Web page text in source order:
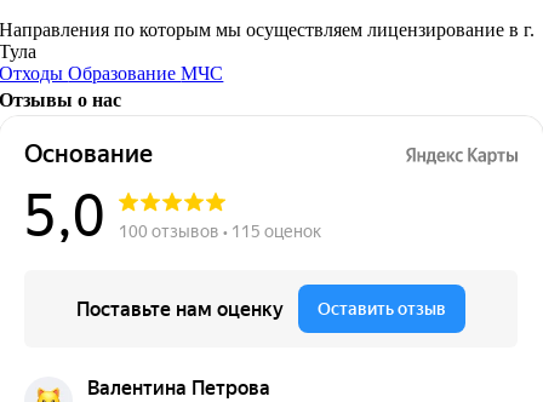
Направления по которым мы осуществляем лицензирование в г.
Тула
ОтходыОбразованиеМЧС
Отзывы о нас